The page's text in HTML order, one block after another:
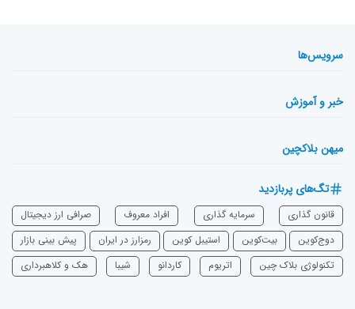
سرویس‌ها
خبر و آموزش
میهن بلاکچین
تگ‌های پربازدید
قانون گذاری سرمایه‌ گذاری افراد معروف
صرافی ارز دیجیتال
دوج‌کوین
بیت‌کوین استیبل کوین رمزارز در ایران
پیش بینی بازار
تکنولوژی بلاک چین
اتریوم ‌کاردانو شیبا هک و کلاهبرداری